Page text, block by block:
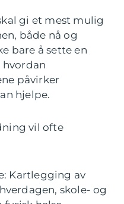
gi et mest mulig
både nå og
bare å sette en
hvordan
påvirker
hjelpe.
vil ofte
Kartlegging av
skole- og